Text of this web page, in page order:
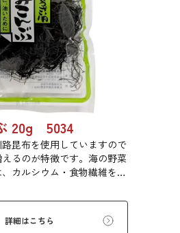
20g 5034
昆布を使用していますので
るのが特徴です。海の野菜
カルシウム・食物繊維を豊
ガイモやカボチャと煮付け
に野菜等と一緒に油で炒め
でご利用いただけます。
詳細はこちら